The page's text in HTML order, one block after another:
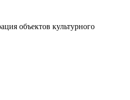
объектов культурного